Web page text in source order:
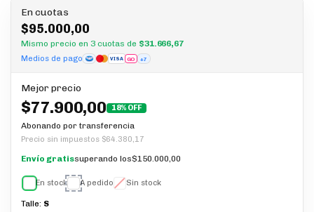
En cuotas
$95.000,00
Mismo precio en 3 cuotas de $31.666,67
Medios de pago VISA GO +7
Mejor precio
$77.900,00 18% OFF
Abonando por transferencia
Precio sin impuestos $64.380,17
Envío gratissuperando los$150.000,00
En stock A pedido Sin stock
Talle: S